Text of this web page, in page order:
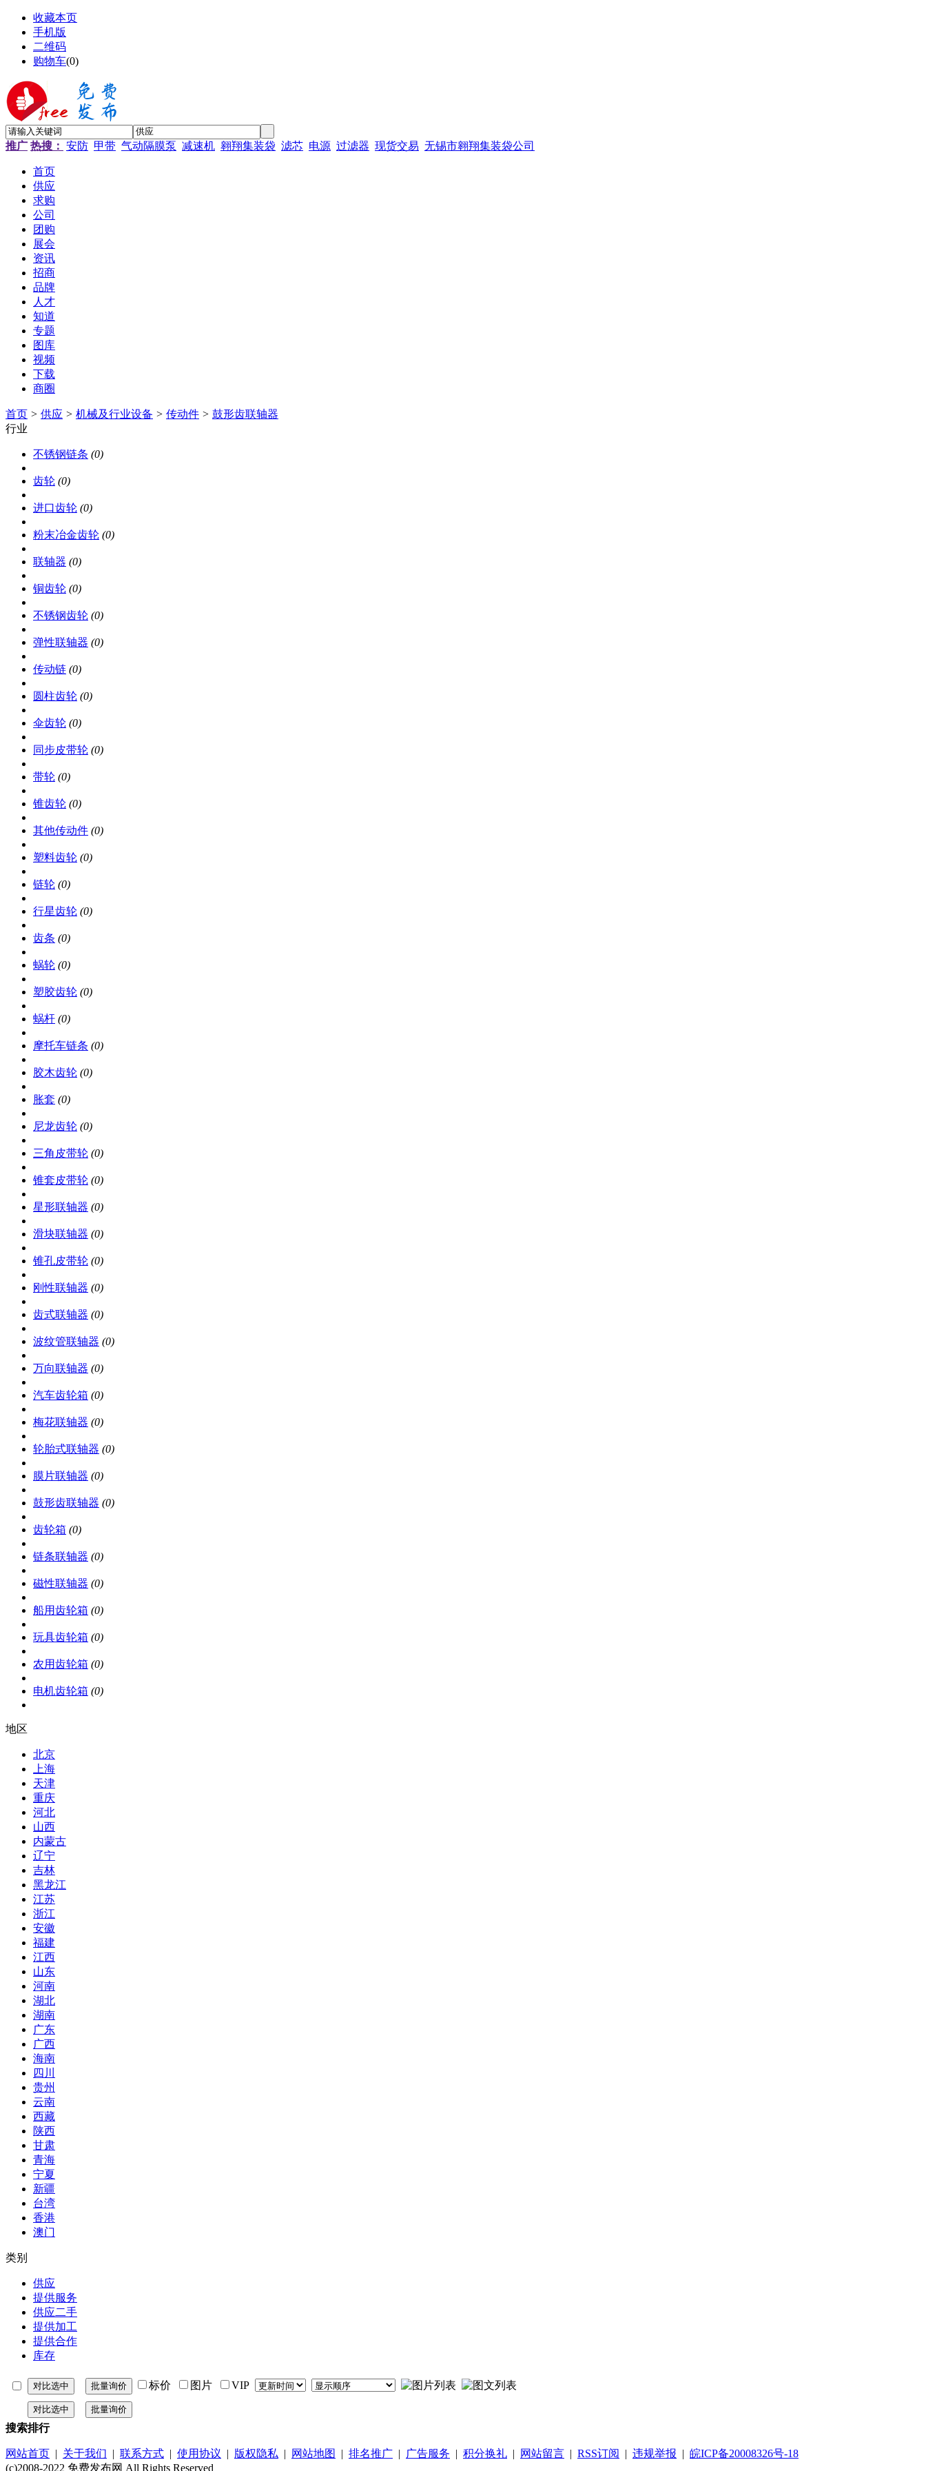
收藏本页
手机版
二维码
购物车(0)
推广 热搜： 安防 甲带 气动隔膜泵 减速机 翱翔集装袋 滤芯 电源 过滤器 现货交易 无锡市翱翔集装袋公司
首页
供应
求购
公司
团购
展会
资讯
招商
品牌
人才
知道
专题
图库
视频
下载
商圈
首页 > 供应 > 机械及行业设备 > 传动件 > 鼓形齿联轴器
行业
不锈钢链条 (0)
齿轮 (0)
进口齿轮 (0)
粉末冶金齿轮 (0)
联轴器 (0)
铜齿轮 (0)
不锈钢齿轮 (0)
弹性联轴器 (0)
传动链 (0)
圆柱齿轮 (0)
伞齿轮 (0)
同步皮带轮 (0)
带轮 (0)
锥齿轮 (0)
其他传动件 (0)
塑料齿轮 (0)
链轮 (0)
行星齿轮 (0)
齿条 (0)
蜗轮 (0)
塑胶齿轮 (0)
蜗杆 (0)
摩托车链条 (0)
胶木齿轮 (0)
胀套 (0)
尼龙齿轮 (0)
三角皮带轮 (0)
锥套皮带轮 (0)
星形联轴器 (0)
滑块联轴器 (0)
锥孔皮带轮 (0)
刚性联轴器 (0)
齿式联轴器 (0)
波纹管联轴器 (0)
万向联轴器 (0)
汽车齿轮箱 (0)
梅花联轴器 (0)
轮胎式联轴器 (0)
膜片联轴器 (0)
鼓形齿联轴器 (0)
齿轮箱 (0)
链条联轴器 (0)
磁性联轴器 (0)
船用齿轮箱 (0)
玩具齿轮箱 (0)
农用齿轮箱 (0)
电机齿轮箱 (0)
地区
北京
上海
天津
重庆
河北
山西
内蒙古
辽宁
吉林
黑龙江
江苏
浙江
安徽
福建
江西
山东
河南
湖北
湖南
广东
广西
海南
四川
贵州
云南
西藏
陕西
甘肃
青海
宁夏
新疆
台湾
香港
澳门
类别
供应
提供服务
供应二手
提供加工
提供合作
库存
标价 图片 VIP
搜索排行
网站首页 | 关于我们 | 联系方式 | 使用协议 | 版权隐私 | 网站地图 | 排名推广 | 广告服务 | 积分换礼 | 网站留言 | RSS订阅 | 违规举报 | 皖ICP备20008326号-18
(c)2008-2022 免费发布网 All Rights Reserved